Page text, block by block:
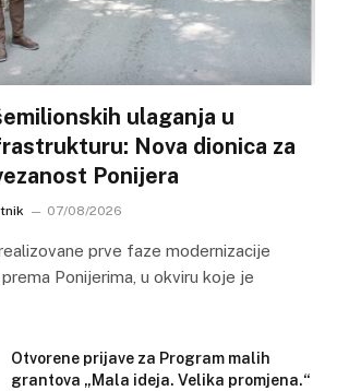
ulaganja u
Nova dionica za
Ponijera
07/08/2026
prve faze modernizacije
Ponijerima, u okviru koje je
Otvorene prijave za Program malih
grantova „Mala ideja. Velika promjena.“